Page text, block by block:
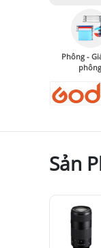
Phông -
phông
Sản